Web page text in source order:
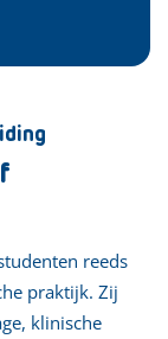
reeds
praktijk. Zij
klinische